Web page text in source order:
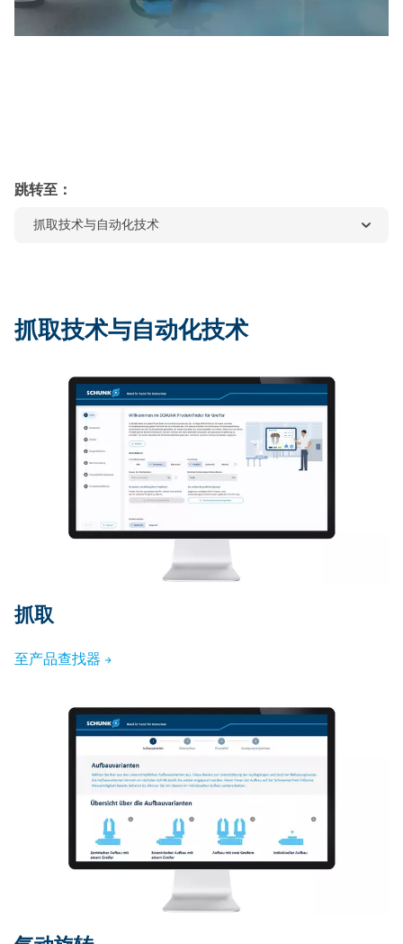
跳转至：
抓取技术与自动化技术
抓取技术与自动化技术
抓取
至产品查找器